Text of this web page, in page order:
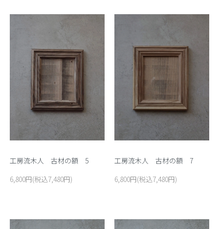
工房流木人 古材の額 5
6,800円(税込7,480円)
工房流木人 古材の額 7
6,800円(税込7,480円)